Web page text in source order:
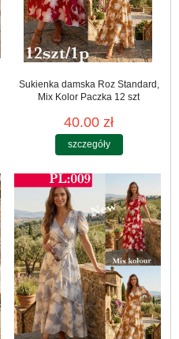
Sukienka damska Roz Standard,
Mix Kolor Paczka 12 szt
40.00 zł
szczegóły